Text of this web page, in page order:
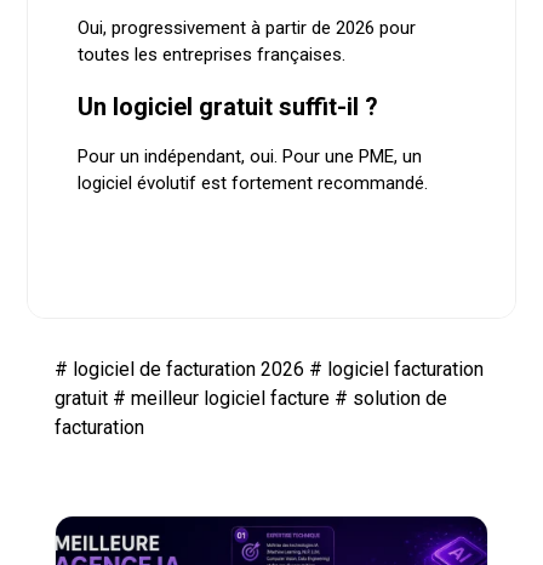
Oui, progressivement à partir de 2026 pour
toutes les entreprises françaises.
Un logiciel gratuit suffit-il ?
Pour un indépendant, oui. Pour une PME, un
logiciel évolutif est fortement recommandé.
# logiciel de facturation 2026 # logiciel facturation
gratuit# meilleur logiciel facture# solution de
facturation